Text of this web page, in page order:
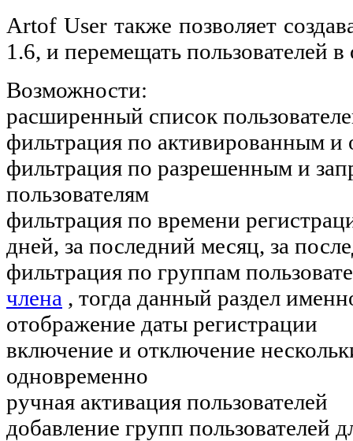
Artof User также позволяет
1.6, и перемещать пользователей
Возможности:
расширенный список
фильтрация по активированным
фильтрация по разрешенным и
пользователям
фильтрация по времени
дней, за последний месяц, за
фильтрация по группам
члена , тогда данный раздел
отображение даты регистрации
включение и отключение
одновременно
ручная активация пользователей
добавление групп пользователей